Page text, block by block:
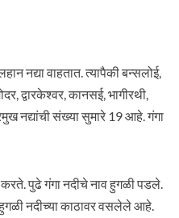
नद्या वाहतात. त्यापैकी बन्सलोई,
द्वारकेश्वर, कानसई, भागीरथी,
नद्यांची संख्या सुमारे 19 आहे. गंगा
पुढे गंगा नदीचे नाव हुगळी पडले.
नदीच्या काठावर वसलेले आहे.